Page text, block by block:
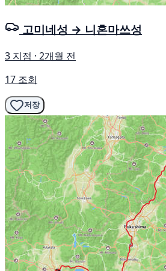
고미네성 → 니혼마쓰성
3 지점 · 2개월 전
17 조회
저장